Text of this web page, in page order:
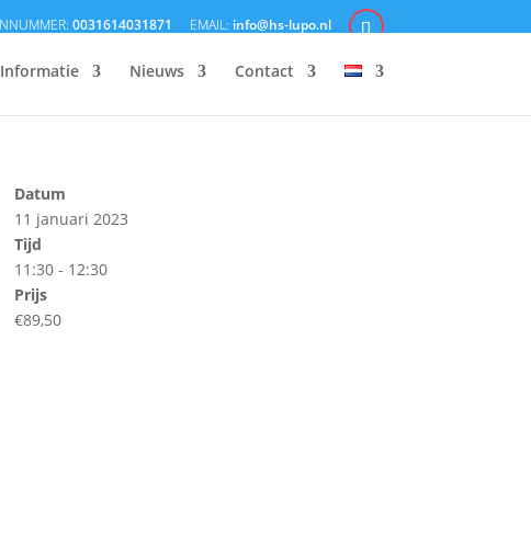
0031614031871 info@hs-lupo.nl
Informatie Nieuws Contact
Datum
11 januari 2023
Tijd
11:30 - 12:30
Prijs
€89,50